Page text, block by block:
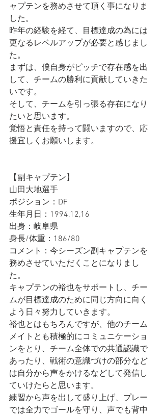
ャプテンを務めさせて頂く事になりま
した。
昨年の経験を経て、目標達成の為には
更なるレベルアップが必要と感じまし
た。
まずは、僕自身がピッチで存在感を出
して、チームの勝利に貢献していきた
いです。
そして、チームを引っ張る存在になり
たいと思います。
覚悟と責任を持って闘いますので、応
援宜しくお願いします。
【副キャプテン】
山田大地選手
ポジション：DF
生年月日：1994,12,16
出身：岐阜県
身長/体重：186/80
コメント：今シーズン副キャプテンを
務めさせていただくことになりまし
た。
キャプテンの裕也をサポートし、チー
ムが目標達成のために同じ方向に向く
よう日々努力していきます。
裕也とはもちろんですが、他のチーム
メイトとも積極的にコミュニケーショ
ンをとり、チーム全体での共通認識で
あったり、戦術の意識づけの部分など
は自分から声をかけるなどして発信し
ていけたらと思います。
練習から声を出して盛り上げ、プレー
では全力でゴールを守り、声でも背中